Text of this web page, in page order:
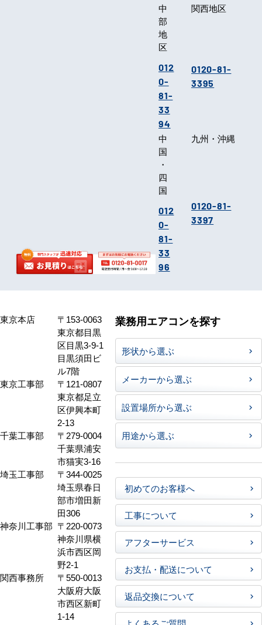
中
部
地
区
012
0-
81-
33
94
関西地区
0120-81-
3395
中
国
・
四
国
012
0-
81-
33
96
九州・沖縄
0120-81-
3397
東京本店
〒153-0063
東京都目黒
区目黒3-9-1
目黒須田ビ
ル7階
東京工事部
〒121-0807
東京都足立
区伊興本町
2-13
千葉工事部
〒279-0004
千葉県浦安
市猫実3-16
埼玉工事部
〒344-0025
埼玉県春日
部市増田新
田306
神奈川工事部 〒220-0073
神奈川県横
浜市西区岡
野2-1
関西事務所
〒550-0013
大阪府大阪
市西区新町
1-14
業務用エアコンを探す
形状から選ぶ
メーカーから選ぶ
設置場所から選ぶ
用途から選ぶ
初めてのお客様へ
工事について
アフターサービス
お支払・配送について
返品交換について